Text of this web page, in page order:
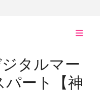
ナ
り
替
え
タルマー
ート【神